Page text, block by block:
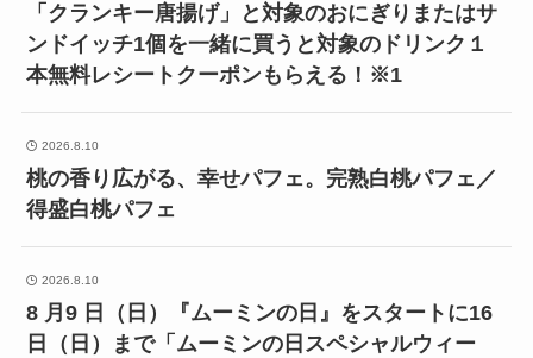
「クランキー唐揚げ」と対象のおにぎりまたはサ
ンドイッチ1個を一緒に買うと対象のドリンク１
本無料レシートクーポンもらえる！※1
2026.8.10
桃の香り広がる、幸せパフェ。完熟白桃パフェ／
得盛白桃パフェ
2026.8.10
8 月9 日（日）『ムーミンの日』をスタートに16
日（日）まで「ムーミンの日スペシャルウィー